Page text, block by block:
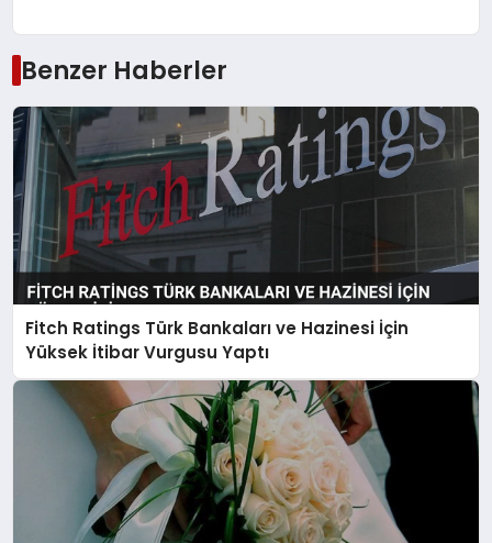
Benzer Haberler
Fitch Ratings Türk Bankaları ve Hazinesi İçin
Yüksek İtibar Vurgusu Yaptı